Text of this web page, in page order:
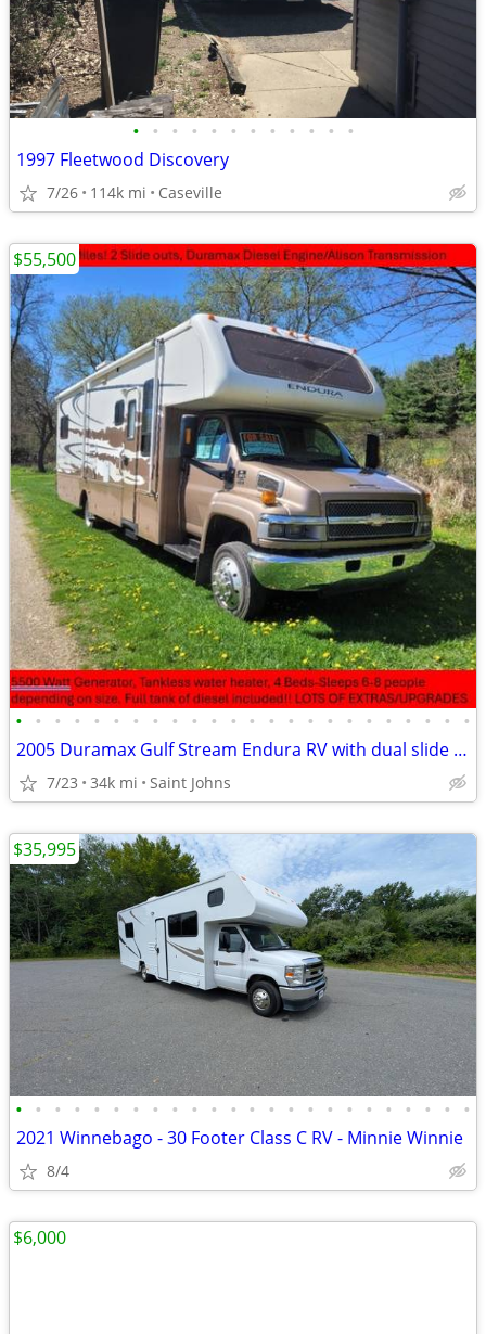
• • • • • • • • • • • •
1997 Fleetwood Discovery
7/26 114k mi Caseville
• • • • • • • • • • • • • • • • • • • • • • • •
2005 Duramax Gulf Stream Endura RV with dual slide outs, 33k miles! PRICE REDUCE
7/23 34k mi Saint Johns
$55,500
• • • • • • • • • • • • • • • • • • • • • • • •
2021 Winnebago - 30 Footer Class C RV - Minnie Winnie
8/4
$35,995
$6,000